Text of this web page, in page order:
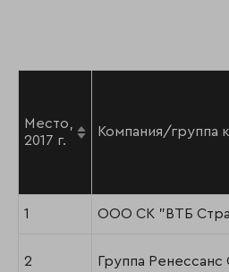
Место,
2017 г.
Компания/группа
1 ООО СК "ВТБ
2 Группа Ренессанс